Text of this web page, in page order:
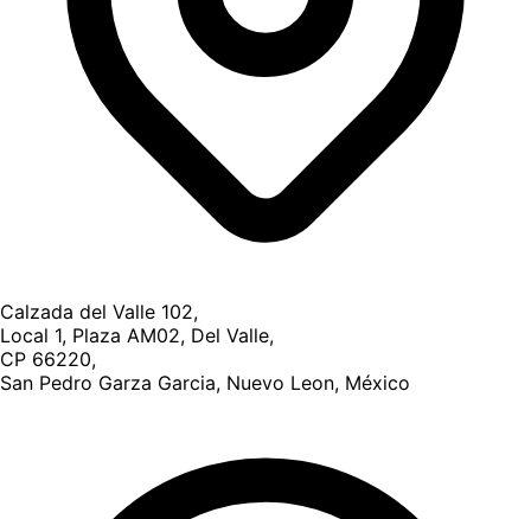
Calzada del Valle 102,
Local 1, Plaza AM02, Del Valle,
CP 66220,
San Pedro Garza Garcia, Nuevo Leon, México